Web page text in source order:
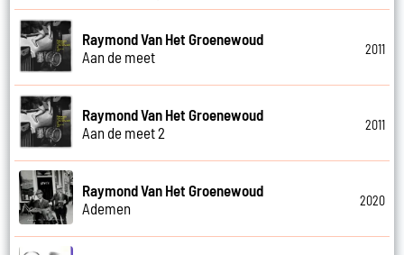
Raymond Van Het Groenewoud
Aan de meet
2011
Raymond Van Het Groenewoud
Aan de meet 2
2011
Raymond Van Het Groenewoud
Ademen
2020